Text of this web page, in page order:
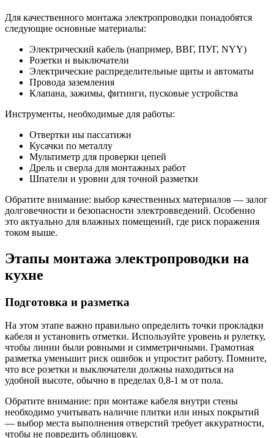
Для качественного монтажа электропроводки понадобятся
следующие основные материалы:
Электрический кабель (например, ВВГ, ПУГ, NYY)
Розетки и выключатели
Электрические распределительные щиты и автоматы
Провода заземления
Клапана, зажимы, фитинги, пусковые устройства
Инструменты, необходимые для работы:
Отвертки иы пассатижи
Кусачки по металлу
Мультиметр для проверки цепей
Дрель и сверла для монтажных работ
Шпатели и уровни для точной разметки
Обратите внимание: выбор качественных материалов — залог
долговечности и безопасности электровведений. Особенно
это актуально для влажных помещений, где риск поражения
током выше.
Этапы монтажа электропроводки на
кухне
Подготовка и разметка
На этом этапе важно правильно определить точки прокладки
кабеля и установить отметки. Используйте уровень и рулетку,
чтобы линии были ровными и симметричными. Грамотная
разметка уменьшит риск ошибок и упростит работу. Помните,
что все розетки и выключатели должны находиться на
удобной высоте, обычно в пределах 0,8-1 м от пола.
Обратите внимание: при монтаже кабеля внутри стены
необходимо учитывать наличие плитки или иных покрытий
— выбор места выполнения отверстий требует аккуратности,
чтобы не повредить облицовку.